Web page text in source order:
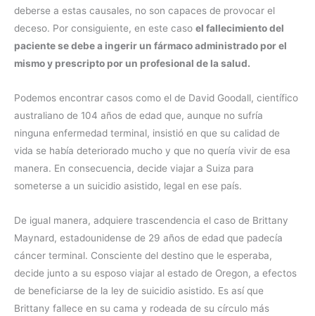
deberse a estas causales, no son capaces de provocar el
deceso. Por consiguiente, en este caso el fallecimiento del
paciente se debe a ingerir un fármaco administrado por el
mismo y prescripto por un profesional de la salud.
Podemos encontrar casos como el de David Goodall, científico
australiano de 104 años de edad que, aunque no sufría
ninguna enfermedad terminal, insistió en que su calidad de
vida se había deteriorado mucho y que no quería vivir de esa
manera. En consecuencia, decide viajar a Suiza para
someterse a un suicidio asistido, legal en ese país.
De igual manera, adquiere trascendencia el caso de Brittany
Maynard, estadounidense de 29 años de edad que padecía
cáncer terminal. Consciente del destino que le esperaba,
decide junto a su esposo viajar al estado de Oregon, a efectos
de beneficiarse de la ley de suicidio asistido. Es así que
Brittany fallece en su cama y rodeada de su círculo más